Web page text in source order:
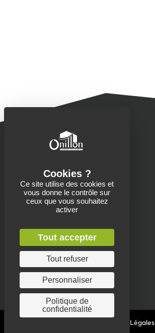
Contacts
Saint-Aubin-de-Baubigné
79700 Mauléon
Envoyer un message
05 49 81 90 22
Mentions Légales
Ce site utilise des cookies et
vous donne le contrôle sur
ceux que vous souhaitez
activer
Tout accepter
Tout refuser
Personnaliser
Politique de
confidentialité